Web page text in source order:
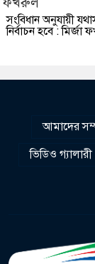
সংবিধান অনুযায়ী
নির্বাচন হবে : মির্জা
আমাদের
ভিডিও গ্যালারী